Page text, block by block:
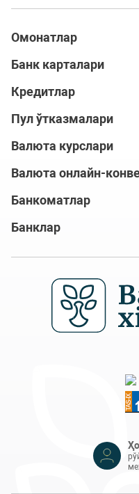
Омонатлар
Банк карталари
Кредитлар
Пул ўтказмалари
Валюта курслари
Валюта онлайн-
Банкоматлар
Банклар